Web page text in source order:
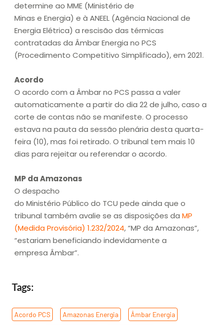
determine ao MME (Ministério de
Minas e Energia) e à ANEEL (Agência Nacional de
Energia Elétrica) a rescisão das térmicas
contratadas da Âmbar Energia no PCS
(Procedimento Competitivo Simplificado), em 2021.
Acordo
O acordo com a Âmbar no PCS passa a valer
automaticamente a partir do dia 22 de julho, caso a
corte de contas não se manifeste. O processo
estava na pauta da sessão plenária desta quarta-
feira (10), mas foi retirado. O tribunal tem mais 10
dias para rejeitar ou referendar o acordo.
MP da Amazonas
O despacho
do Ministério Público do TCU pede ainda que o
tribunal também avalie se as disposições da MP
(Medida Provisória) 1.232/2024, “MP da Amazonas”,
“estariam beneficiando indevidamente a
empresa Âmbar”.
Tags:
Acordo PCS Amazonas Energia Âmbar Energia